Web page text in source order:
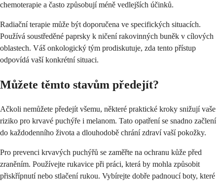
chemoterapie a často způsobují méně vedlejších účinků.
Radiační terapie může být doporučena ve specifických situacích.
Používá soustředěné paprsky k ničení rakovinných buněk v cílových
oblastech. Váš onkologický tým prodiskutuje, zda tento přístup
odpovídá vaší konkrétní situaci.
Můžete těmto stavům předejít?
Ačkoli nemůžete předejít všemu, některé praktické kroky snižují vaše
riziko pro krvavé puchýře i melanom. Tato opatření se snadno začlení
do každodenního života a dlouhodobě chrání zdraví vaší pokožky.
Pro prevenci krvavých puchýřů se zaměřte na ochranu kůže před
zraněním. Používejte rukavice při práci, která by mohla způsobit
přiskřípnutí nebo stlačení rukou. Vybírejte dobře padnoucí boty, které